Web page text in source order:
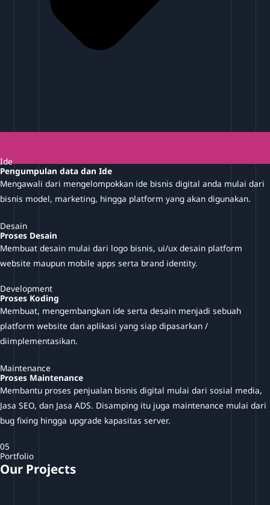
Ide
Pengumpulan data dan Ide
Mengawali dari mengelompokkan ide bisnis digital anda mulai dari
bisnis model, marketing, hingga platform yang akan digunakan.
Desain
Proses Desain
Membuat desain mulai dari logo bisnis, ui/ux desain platform
website maupun mobile apps serta brand identity.
Development
Proses Koding
Membuat, mengembangkan ide serta desain menjadi sebuah
platform website dan aplikasi yang siap dipasarkan /
diimplementasikan.
Maintenance
Proses Maintenance
Membantu proses penjualan bisnis digital mulai dari sosial media,
Jasa SEO, dan Jasa ADS. Disamping itu juga maintenance mulai dari
bug fixing hingga upgrade kapasitas server.
05
Portfolio
Our Projects